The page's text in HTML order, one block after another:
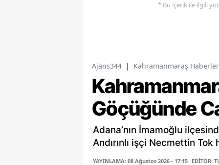
* Bu içerik ile ilgili
Ajans344 | Kahramanmaraş
Göçüğünde
Adana’nın İmamoğlu
Andırınlı işçi Necmettin Tok
YAYINLAMA: 08 Ağustos 2026 - 17:15 EDİTÖR: